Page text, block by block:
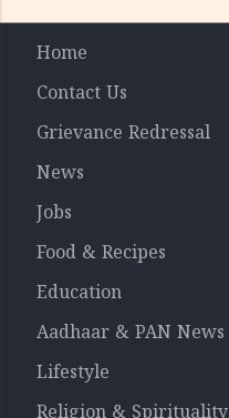
Home
Contact Us
Grievance Redressal
News
Jobs
Food & Recipes
Education
Aadhaar & PAN News
Lifestyle
Religion & Spirituality